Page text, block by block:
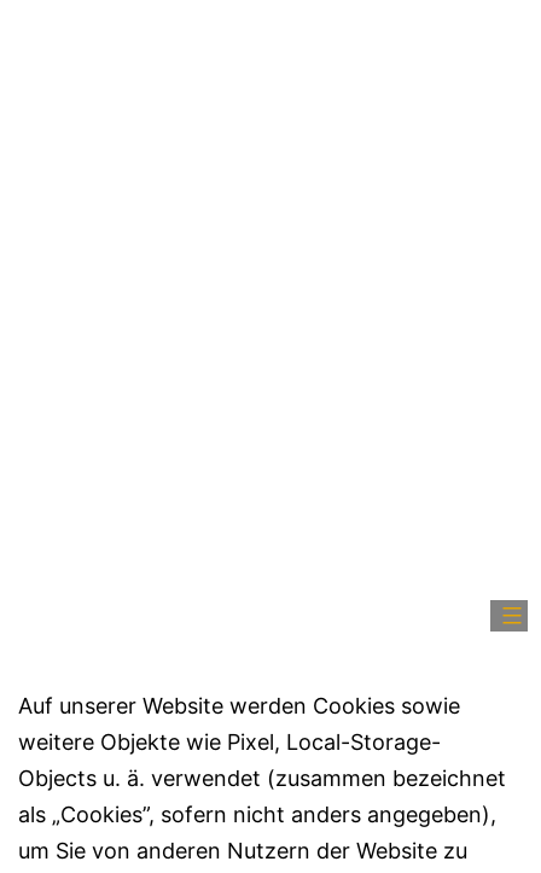
Auf unserer Website werden Cookies sowie
weitere Objekte wie Pixel, Local-Storage-
Objects u. ä. verwendet (zusammen bezeichnet
als „Cookies”, sofern nicht anders angegeben),
um Sie von anderen Nutzern der Website zu